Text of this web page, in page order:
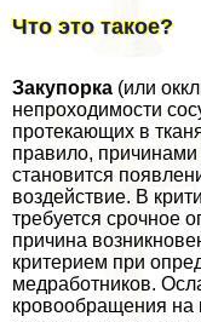
Что это такое?
Закупорка (или
непроходимости
протекающих в
правило, причинами
становится
воздействие. В
требуется срочное
причина
критерием при
медработников.
кровообращения на